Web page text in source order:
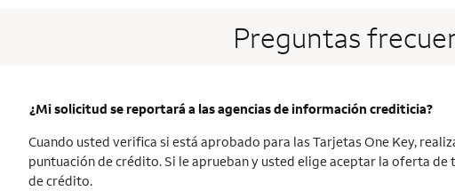
Preguntas
¿Mi solicitud se reportará a las agencias de información crediticia?
Cuando usted verifica si está aprobado para las Tarjetas One Key,
puntuación de crédito. Si le aprueban y usted elige aceptar la oferta
de crédito.